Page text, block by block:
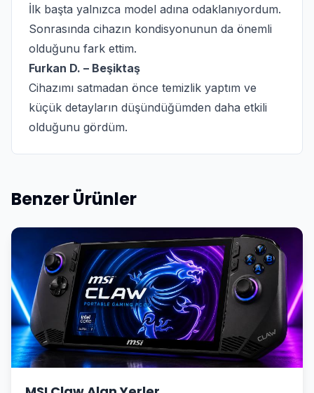
İlk başta yalnızca model adına odaklanıyordum.
Sonrasında cihazın kondisyonunun da önemli
olduğunu fark ettim.
Furkan D. – Beşiktaş
Cihazımı satmadan önce temizlik yaptım ve
küçük detayların düşündüğümden daha etkili
olduğunu gördüm.
Benzer Ürünler